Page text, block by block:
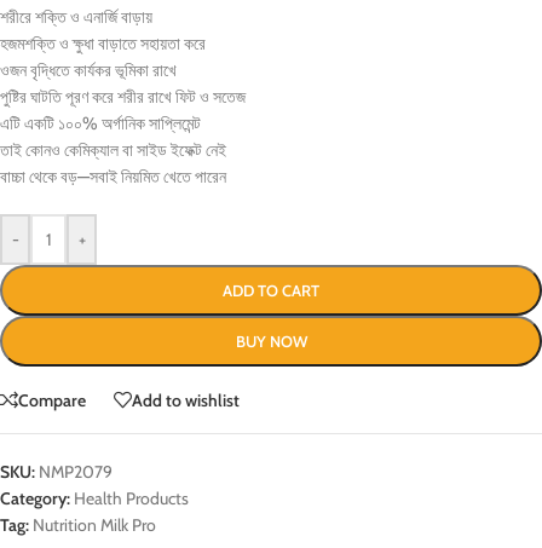
শরীরে শক্তি ও এনার্জি বাড়ায়
হজমশক্তি ও ক্ষুধা বাড়াতে সহায়তা করে
ওজন বৃদ্ধিতে কার্যকর ভূমিকা রাখে
পুষ্টির ঘাটতি পূরণ করে শরীর রাখে ফিট ও সতেজ
এটি একটি ১০০% অর্গানিক সাপ্লিমেন্ট
তাই কোনও কেমিক্যাল বা সাইড ইফেক্ট নেই
বাচ্চা থেকে বড়—সবাই নিয়মিত খেতে পারেন
- +
ADD TO CART
BUY NOW
Compare Add to wishlist
SKU: NMP2079
Category: Health Products
Tag: Nutrition Milk Pro